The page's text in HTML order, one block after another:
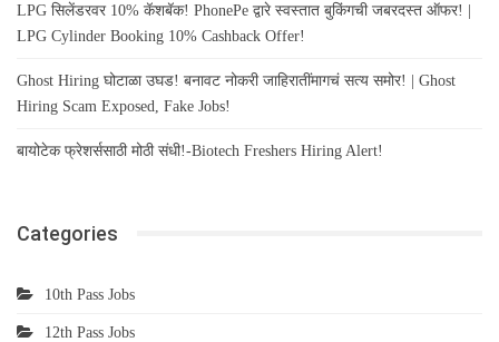
LPG सिलेंडरवर 10% कॅशबॅक! PhonePe द्वारे स्वस्तात बुकिंगची जबरदस्त ऑफर! |
LPG Cylinder Booking 10% Cashback Offer!
Ghost Hiring घोटाळा उघड! बनावट नोकरी जाहिरातींमागचं सत्य समोर! | Ghost
Hiring Scam Exposed, Fake Jobs!
बायोटेक फ्रेशर्ससाठी मोठी संधी!-Biotech Freshers Hiring Alert!
Categories
10th Pass Jobs
12th Pass Jobs